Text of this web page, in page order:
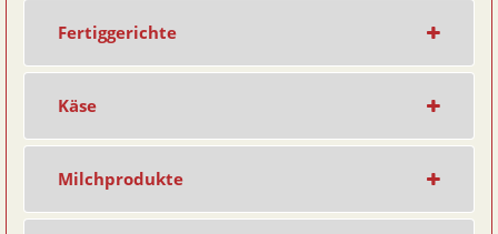
Fertiggerichte
Käse
Milchprodukte